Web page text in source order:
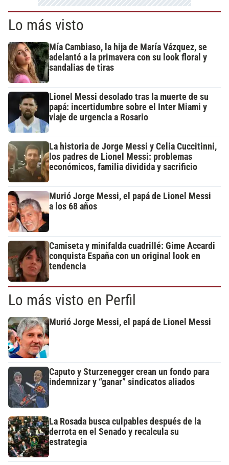
Lo más visto
Mía Cambiaso, la hija de María Vázquez, se
adelantó a la primavera con su look floral y
sandalias de tiras
Lionel Messi desolado tras la muerte de su
papá: incertidumbre sobre el Inter Miami y
viaje de urgencia a Rosario
La historia de Jorge Messi y Celia Cuccitinni,
los padres de Lionel Messi: problemas
económicos, familia dividida y sacrificio
Murió Jorge Messi, el papá de Lionel Messi
a los 68 años
Camiseta y minifalda cuadrillé: Gime Accardi
conquista España con un original look en
tendencia
Lo más visto en Perfil
Murió Jorge Messi, el papá de Lionel Messi
Caputo y Sturzenegger crean un fondo para
indemnizar y “ganar” sindicatos aliados
La Rosada busca culpables después de la
derrota en el Senado y recalcula su
estrategia